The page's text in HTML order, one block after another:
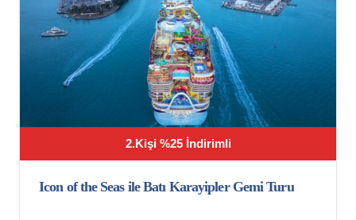
2.Kişi %25 İndirimli
Icon of the Seas ile Batı Karayipler Gemi Turu